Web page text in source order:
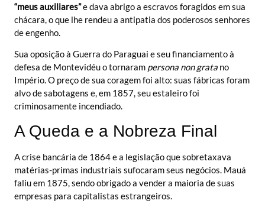
“meus auxiliares”e dava abrigo a escravos foragidos em sua
chácara, o que lhe rendeu a antipatia dos poderosos senhores
de engenho.
Sua oposição à Guerra do Paraguai e seu financiamento à
defesa de Montevidéu o tornaram persona non grata no
Império. O preço de sua coragem foi alto: suas fábricas foram
alvo de sabotagens e, em 1857, seu estaleiro foi
criminosamente incendiado.
A Queda e a Nobreza Final
A crise bancária de 1864 e a legislação que sobretaxava
matérias-primas industriais sufocaram seus negócios. Mauá
faliu em 1875, sendo obrigado a vender a maioria de suas
empresas para capitalistas estrangeiros.